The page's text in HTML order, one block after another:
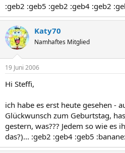
:geb2 :geb5 :geb2 :geb4 :geb2
Katy70
Namhaftes Mitglied
19 Juni 2006
Hi Steffi,
ich habe es erst heute gesehen -
Glückwunsch zum Geburtstag,
gestern, was??? Jedem so wie es
das?)... :geb2 :geb4 :geb5 :banane: